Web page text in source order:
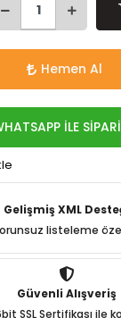
Hemen Al
İLE
Gelişmiş XML
listeleme
Güvenli Alışveriş
SSL Sertifikası ile